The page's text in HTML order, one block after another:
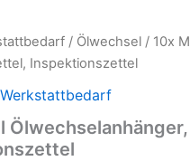
/ Ölwechsel / 10x
Inspektionszettel
Werkstattbedarf